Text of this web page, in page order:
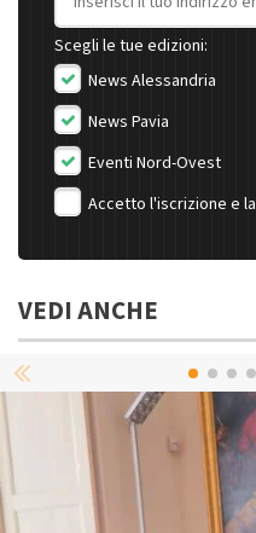
Scegli le tue edizioni:
News Alessandria
News Pavia
Eventi Nord-Ovest
Accetto l'iscrizione e la
VEDI ANCHE